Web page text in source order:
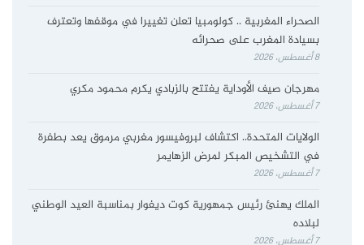
الصحراء المغربية .. كولومبيا تعلن تغييرا في موقفها وتعترف
بسيادة المغرب على صحرائه
8 أغسطس، 2026
مهرجان صيف الأوداية يفتتح بالزبادي يكرم محمود مكري
7 أغسطس، 2026
الولايات المتحدة.. اكتشاف لبروفيسور مغربي مرموق يعد بطفرة
في التشخيص المبكر لمرض الزهايمر
7 أغسطس، 2026
الملك يهنئ رئيس جمهورية كوت ديفوار بمناسبة العيد الوطني
لبلاده
7 أغسطس، 2026